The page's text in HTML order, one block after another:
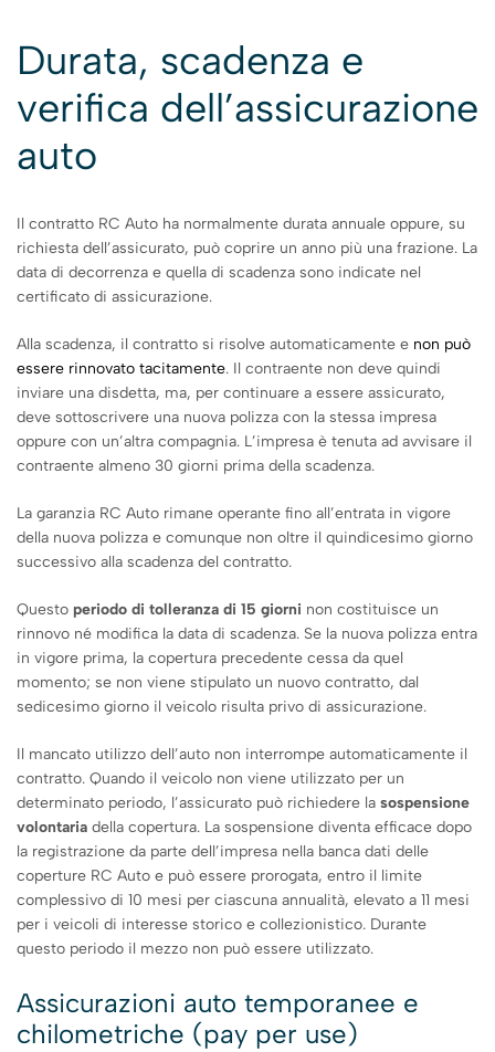
Durata, scadenza e
verifica dell’assicurazione
auto
Il contratto RC Auto ha normalmente durata annuale oppure, su
richiesta dell’assicurato, può coprire un anno più una frazione. La
data di decorrenza e quella di scadenza sono indicate nel
certificato di assicurazione.
Alla scadenza, il contratto si risolve automaticamente e non può
essere rinnovato tacitamente. Il contraente non deve quindi
inviare una disdetta, ma, per continuare a essere assicurato,
deve sottoscrivere una nuova polizza con la stessa impresa
oppure con un’altra compagnia. L’impresa è tenuta ad avvisare il
contraente almeno 30 giorni prima della scadenza.
La garanzia RC Auto rimane operante fino all’entrata in vigore
della nuova polizza e comunque non oltre il quindicesimo giorno
successivo alla scadenza del contratto.
Questo periodo di tolleranza di 15 giorni non costituisce un
rinnovo né modifica la data di scadenza. Se la nuova polizza entra
in vigore prima, la copertura precedente cessa da quel
momento; se non viene stipulato un nuovo contratto, dal
sedicesimo giorno il veicolo risulta privo di assicurazione.
Il mancato utilizzo dell’auto non interrompe automaticamente il
contratto. Quando il veicolo non viene utilizzato per un
determinato periodo, l’assicurato può richiedere la sospensione
volontaria della copertura. La sospensione diventa efficace dopo
la registrazione da parte dell’impresa nella banca dati delle
coperture RC Auto e può essere prorogata, entro il limite
complessivo di 10 mesi per ciascuna annualità, elevato a 11 mesi
per i veicoli di interesse storico e collezionistico. Durante
questo periodo il mezzo non può essere utilizzato.
Assicurazioni auto temporanee e
chilometriche (pay per use)